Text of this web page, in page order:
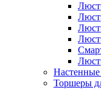
Настенные
Торшеры